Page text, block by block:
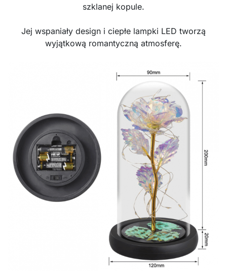
szklanej kopule.
Jej wspaniały design i ciepłe lampki LED tworzą
wyjątkową romantyczną atmosferę.